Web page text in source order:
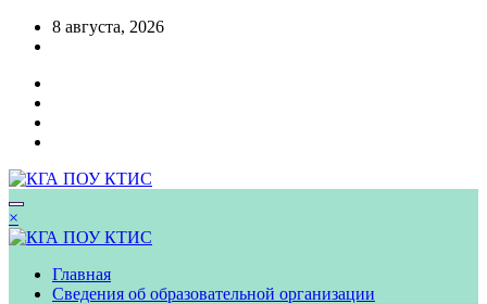
Перейти8 августа, 2026
×
Главная
Сведения об образовательной организации